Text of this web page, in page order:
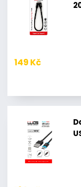
149 Kč